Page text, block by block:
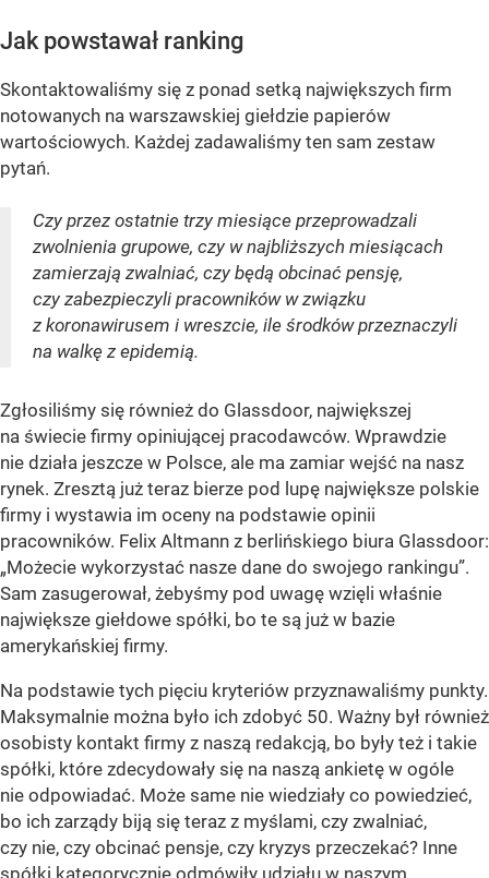
Jak powstawał ranking
Skontaktowaliśmy się z ponad setką największych firm
notowanych na warszawskiej giełdzie papierów
wartościowych. Każdej zadawaliśmy ten sam zestaw
pytań.
Czy przez ostatnie trzy miesiące przeprowadzali
zwolnienia grupowe, czy w najbliższych miesiącach
zamierzają zwalniać, czy będą obcinać pensję,
czy zabezpieczyli pracowników w związku
z koronawirusem i wreszcie, ile środków przeznaczyli
na walkę z epidemią.
Zgłosiliśmy się również do Glassdoor, największej
na świecie firmy opiniującej pracodawców. Wprawdzie
nie działa jeszcze w Polsce, ale ma zamiar wejść na nasz
rynek. Zresztą już teraz bierze pod lupę największe polskie
firmy i wystawia im oceny na podstawie opinii
pracowników. Felix Altmann z berlińskiego biura Glassdoor:
„Możecie wykorzystać nasze dane do swojego rankingu”.
Sam zasugerował, żebyśmy pod uwagę wzięli właśnie
największe giełdowe spółki, bo te są już w bazie
amerykańskiej firmy.
Na podstawie tych pięciu kryteriów przyznawaliśmy punkty.
Maksymalnie można było ich zdobyć 50. Ważny był również
osobisty kontakt firmy z naszą redakcją, bo były też i takie
spółki, które zdecydowały się na naszą ankietę w ogóle
nie odpowiadać. Może same nie wiedziały co powiedzieć,
bo ich zarządy biją się teraz z myślami, czy zwalniać,
czy nie, czy obcinać pensje, czy kryzys przeczekać? Inne
spółki kategorycznie odmówiły udziału w naszym